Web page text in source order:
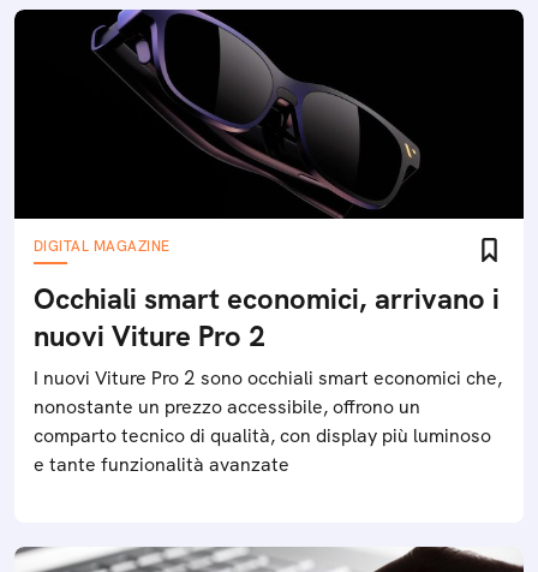
DIGITAL MAGAZINE
Occhiali smart economici, arrivano i
nuovi Viture Pro 2
I nuovi Viture Pro 2 sono occhiali smart economici che,
nonostante un prezzo accessibile, offrono un
comparto tecnico di qualità, con display più luminoso
e tante funzionalità avanzate